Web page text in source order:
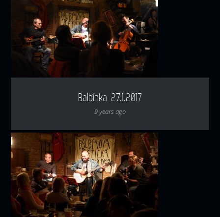
Balbínka 27.1.2017
9 years ago